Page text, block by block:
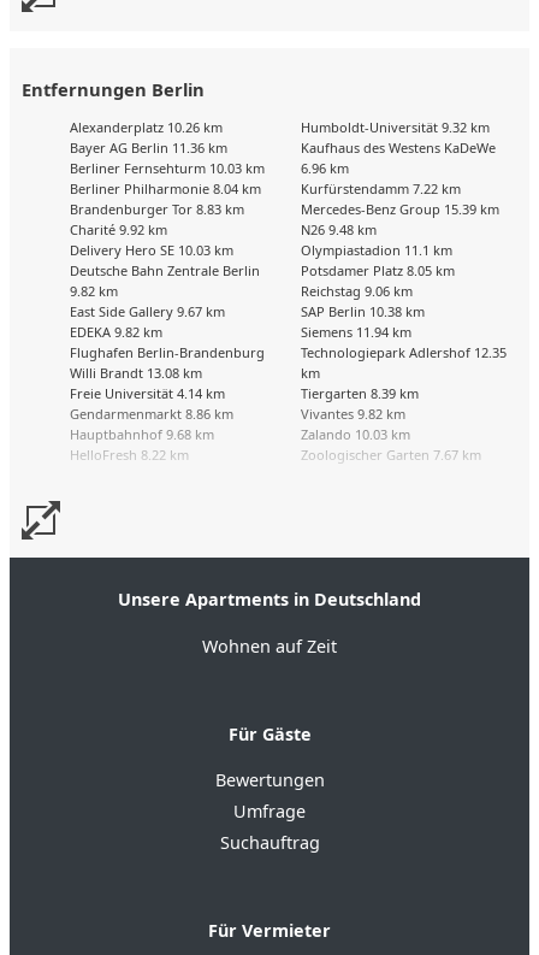
Entfernungen Berlin
Alexanderplatz 10.26 km
Bayer AG Berlin 11.36 km
Berliner Fernsehturm 10.03 km
Berliner Philharmonie 8.04 km
Brandenburger Tor 8.83 km
Charité 9.92 km
Delivery Hero SE 10.03 km
Deutsche Bahn Zentrale Berlin
9.82 km
East Side Gallery 9.67 km
EDEKA 9.82 km
Flughafen Berlin-Brandenburg
Willi Brandt 13.08 km
Freie Universität 4.14 km
Gendarmenmarkt 8.86 km
Hauptbahnhof 9.68 km
HelloFresh 8.22 km
Humboldt-Universität 9.32 km
Kaufhaus des Westens KaDeWe
6.96 km
Kurfürstendamm 7.22 km
Mercedes-Benz Group 15.39 km
N26 9.48 km
Olympiastadion 11.1 km
Potsdamer Platz 8.05 km
Reichstag 9.06 km
SAP Berlin 10.38 km
Siemens 11.94 km
Technologiepark Adlershof 12.35
km
Tiergarten 8.39 km
Vivantes 9.82 km
Zalando 10.03 km
Zoologischer Garten 7.67 km
Unsere Apartments in Deutschland
Wohnen auf Zeit
Für Gäste
Bewertungen
Umfrage
Suchauftrag
Für Vermieter